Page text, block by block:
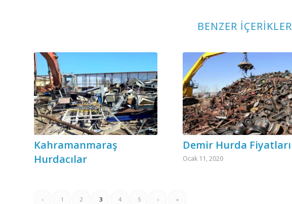
BENZER İÇERIKLER
Kahramanmaraş
Hurdacılar
Demir Hurda Fiyatları
Ocak 11, 2020
‹ 1 2 3 4 5 › »